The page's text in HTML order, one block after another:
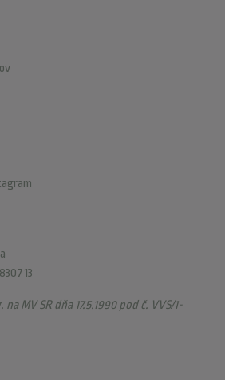
MV SR dňa 17.5.1990 pod č. VVS/1-